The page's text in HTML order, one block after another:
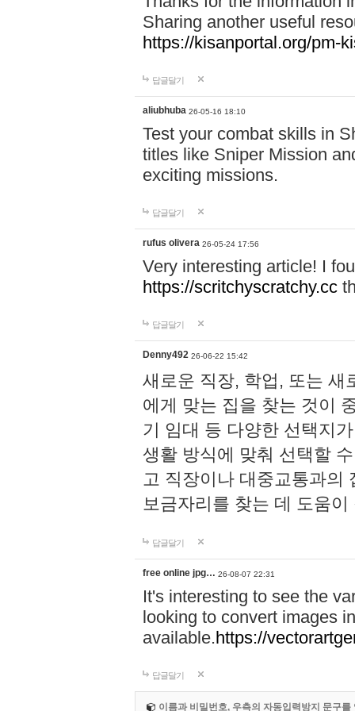
Sharing another useful
https://kisanportal.org/pm-
답글달기
aliubhuba 26-05-16 18:10
Test your combat skills in
titles like Sniper Mission
exciting missions.
답글달기
rufus olivera 26-05-24 17:56
Very interesting article! I
https://scritchyscratchy.cc
답글달기
Denny492 26-06-22 15:42
새로운 직장, 학업, 또는 새
에게 맞는 집을 찾는 것이
기 임대 등 다양한 선택지
생활 방식에 맞춰 선택할
고 직장이나 대중교통과의
보금자리를 찾는 데 도움이
답글달기
free online jpg… 26-08-07 22:31
It's interesting to see the
looking to convert images
available.https://
답글달기
이름과 비밀번호, 우측의 자동입력방지 문구를